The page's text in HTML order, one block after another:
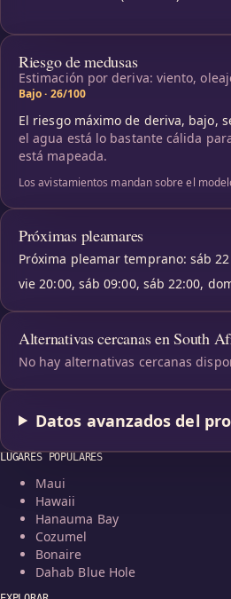
Riesgo de medusas
Estimación por deriva: viento,
Bajo · 26/100
El riesgo máximo de deriva, bajo,
el agua está lo bastante cálida
está mapeada.
Los avistamientos mandan sobre el
Próximas pleamares
Próxima pleamar temprano: sáb
vie 20:00, sáb 09:00, sáb 22:00,
Alternativas cercanas en South
No hay alternativas cercanas
Datos avanzados del
LUGARES POPULARES
Maui
Hawaii
Hanauma Bay
Cozumel
Bonaire
Dahab Blue Hole